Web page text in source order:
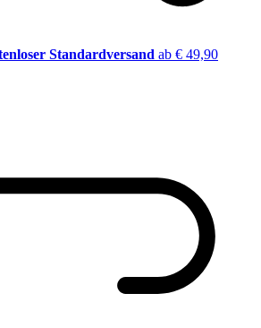
Standardversand ab € 49,90